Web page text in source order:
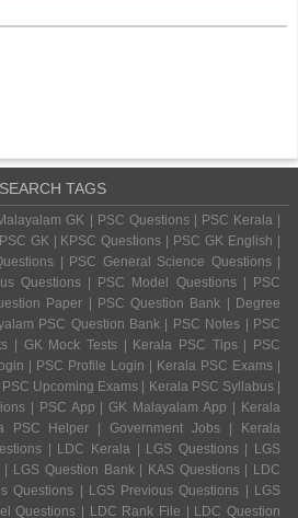
SEARCH TAGS
GK | PSC Questions | PSC Kerala |
GK | KPSC Questions | PSC GK English |
| PSC General Science Questions |
Questions | PSC Model Questions | PSC
Paper | PSC Question Bank | Degree
PSC Question Bank | PSC Notes | PSC
| GK Mock Tests | Kerala PSC Tips | PSC
| PSC Profile Login | Kerala PSC Exams |
Upcoming Exams | Kerala PSC Syllabus |
| PSC App | GK Malayalam App | Kerala
PSC Helper | Government Jobs | Kerala
| LDC Kerala | LGS Questions | LGS
LGS Question Bank | KAS Questions | LDC
Questions | LGS Previous Questions | LGS
Questions | LDC Rank File | LDC Question